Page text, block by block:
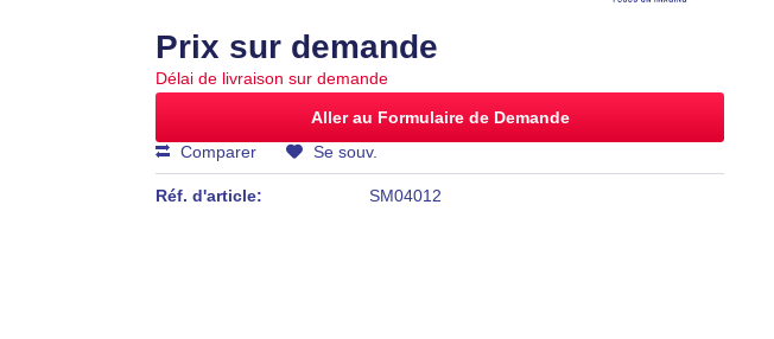
Prix sur demande
Délai de livraison sur demande
Aller au Formulaire de Demande
Comparer
Se souv.
Réf. d'article: SM04012